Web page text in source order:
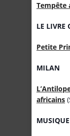
Tempête
LE LIVRE
Petite
MILAN
africains